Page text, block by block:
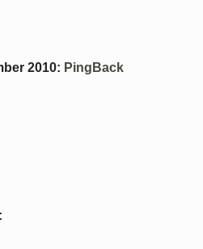
2010: PingBack
: